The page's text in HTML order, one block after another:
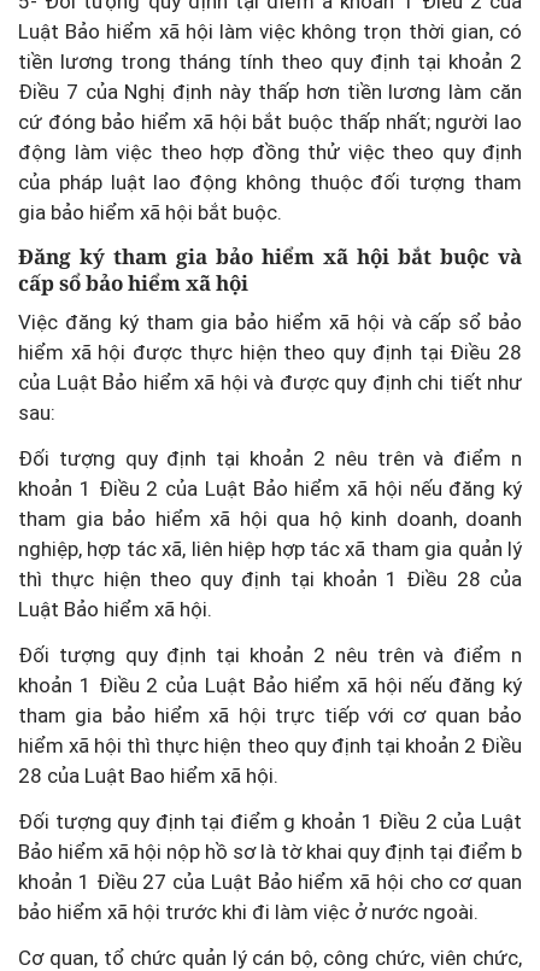
Luật Bảo hiểm xã hội làm việc không trọn thời gian, có
tiền lương trong tháng tính theo quy định tại khoản 2
Điều 7 của Nghị định này thấp hơn tiền lương làm căn
cứ đóng bảo hiểm xã hội bắt buộc thấp nhất; người lao
động làm việc theo hợp đồng thử việc theo quy định
của pháp luật lao động không thuộc đối tượng tham
gia bảo hiểm xã hội bắt buộc.
Đăng ký tham gia bảo hiểm xã hội bắt buộc và
cấp sổ bảo hiểm xã hội
Việc đăng ký tham gia bảo hiểm xã hội và cấp sổ bảo
hiểm xã hội được thực hiện theo quy định tại Điều 28
của Luật Bảo hiểm xã hội và được quy định chi tiết như
sau:
Đối tượng quy định tại khoản 2 nêu trên và điểm n
khoản 1 Điều 2 của Luật Bảo hiểm xã hội nếu đăng ký
tham gia bảo hiểm xã hội qua hộ kinh doanh, doanh
nghiệp, hợp tác xã, liên hiệp hợp tác xã tham gia quản lý
thì thực hiện theo quy định tại khoản 1 Điều 28 của
Luật Bảo hiểm xã hội.
Đối tượng quy định tại khoản 2 nêu trên và điểm n
khoản 1 Điều 2 của Luật Bảo hiểm xã hội nếu đăng ký
tham gia bảo hiểm xã hội trực tiếp với cơ quan bảo
hiểm xã hội thì thực hiện theo quy định tại khoản 2 Điều
28 của Luật Bao hiểm xã hội.
Đối tượng quy định tại điểm g khoản 1 Điều 2 của Luật
Bảo hiểm xã hội nộp hồ sơ là tờ khai quy định tại điểm b
khoản 1 Điều 27 của Luật Bảo hiểm xã hội cho cơ quan
bảo hiểm xã hội trước khi đi làm việc ở nước ngoài.
Cơ quan, tổ chức quản lý cán bộ, công chức, viên chức,